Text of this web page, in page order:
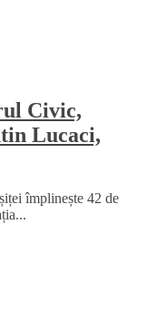
Civic,
Lucaci,
împlinește 42 de